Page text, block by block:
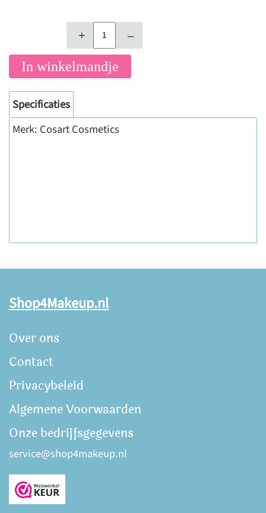
+ –
In winkelmandje
Specificaties
Merk: Cosart Cosmetics
Shop4Makeup.nl
Over ons
Contact
Privacybeleid
Algemene Voorwaarden
Onze bedrijfsgegevens
service@shop4makeup.nl